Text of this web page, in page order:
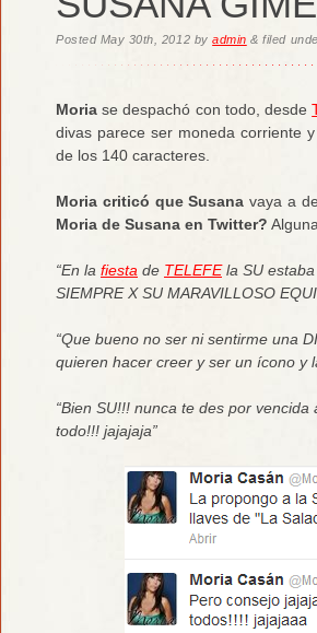
Posted May 30th, 2012 byadmin & filed
Moria se despachó con todo, desde
divas parece ser moneda corriente
de los 140 caracteres.
Moria criticó que Susana vaya a
Moria de Susana en Twitter?
“En la fiesta de TELEFEla SU estaba
SIEMPRE X SU MARAVILLOSO
“Que bueno no ser ni sentirme una
quieren hacer creer y ser un ícono y
“Bien SU!!! nunca te des por
todo!!! jajajaja”